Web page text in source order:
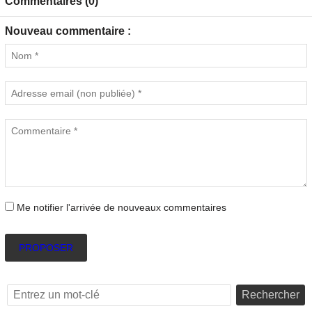
Nouveau commentaire :
Me notifier l'arrivée de nouveaux commentaires
PROPOSER
Rechercher